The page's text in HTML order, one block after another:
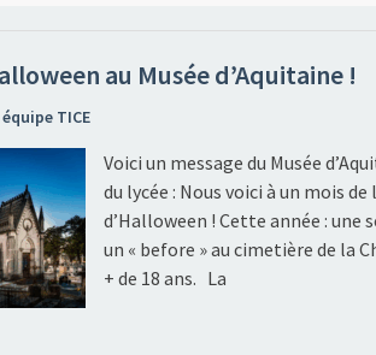
au Musée d’Aquitaine !
équipe TICE
Voici un message du Musée
du lycée : Nous voici à un mois
d’Halloween ! Cette année : une
un « before » au cimetière de la
+ de 18 ans. La